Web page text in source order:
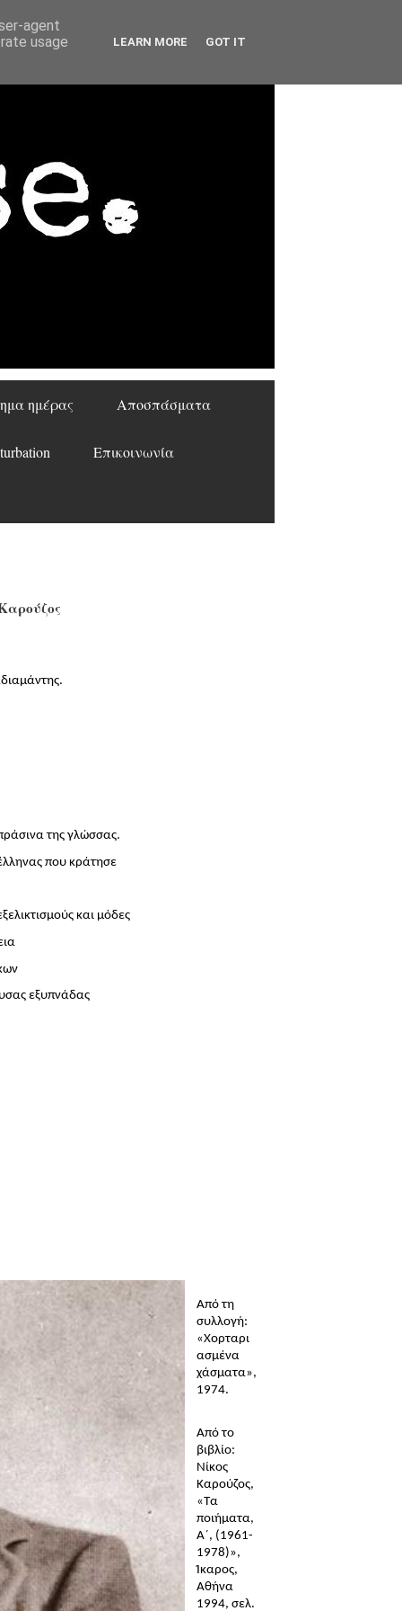
ημέρας Αποσπάσματα
Επικοινωνία
της γλώσσας.
που κράτησε
και μόδες
εξυπνάδας
Από τη
συλλογή:
«Χορταρι
ασμένα
χάσματα»,
1974.
Από το
βιβλίο:
Νίκος
Καρούζος,
«Τα
ποιήματα,
A΄, (1961-
1978)»,
Ίκαρος,
Αθήνα
1994, σελ.
agent
usage
LEARN MORE GOT IT